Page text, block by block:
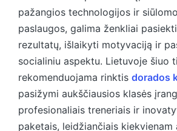
pažangios technologijos ir
paslaugos, galima ženkliai
rezultatų, išlaikyti motyvaciją ir
socialiniu aspektu. Lietuvoje šiuo
rekomenduojama rinktis dorados
pasižymi aukščiausios klasės
profesionaliais treneriais ir
paketais, leidžiančiais kiekvienam